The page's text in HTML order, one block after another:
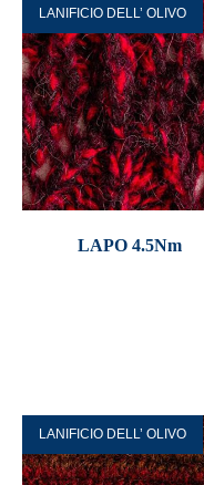
LANIFICIO DELL’ OLIVO
LAPO 4.5Nm
LANIFICIO DELL’ OLIVO